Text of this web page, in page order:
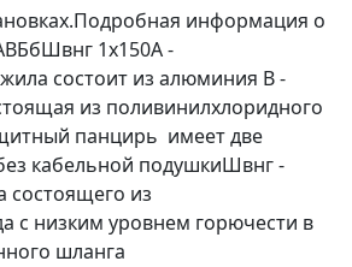
информация о
1х150А -
состоит из алюминия В -
из поливинилхлоридного
панцирь имеет две
кабельной подушкиШвнг -
состоящего из
с низким уровнем горючести в
шланга